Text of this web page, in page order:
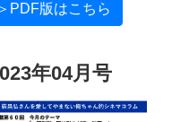
＞PDF版はこちら
年04月号